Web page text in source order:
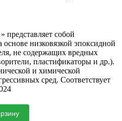
собой
низковязкой эпоксидной
не содержащих вредных
пластификаторы и др.).
и химической
сред. Соответствует